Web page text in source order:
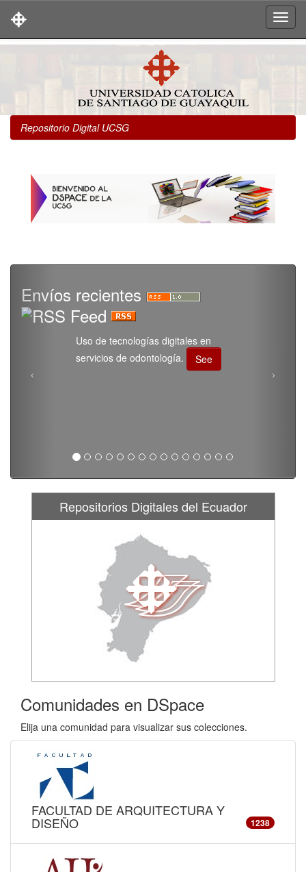
Repositorio Digital UCSG
Envíos recientes
Uso de tecnologías digitales en
servicios de odontología.
See
Repositorios Digitales del Ecuador
Comunidades en DSpace
Elija una comunidad para visualizar sus colecciones.
FACULTAD DE ARQUITECTURA Y
DISEÑO 1238